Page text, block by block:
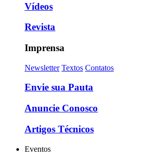
Vídeos
Revista
Imprensa
Newsletter Textos Contatos
Envie sua Pauta
Anuncie Conosco
Artigos Técnicos
Eventos